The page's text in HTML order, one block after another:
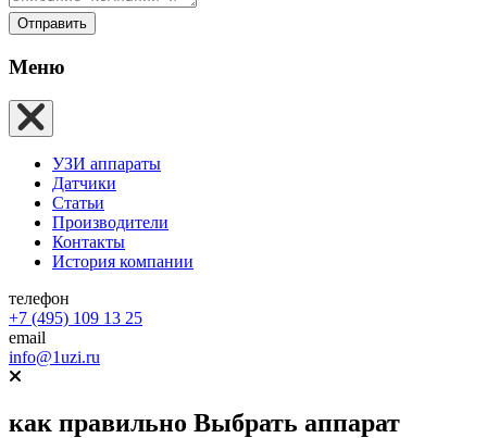
Отправить
Меню
УЗИ аппараты
Датчики
Статьи
Производители
Контакты
История компании
телефон
+7 (495) 109 13 25
email
info@1uzi.ru
как правильно Выбрать аппарат